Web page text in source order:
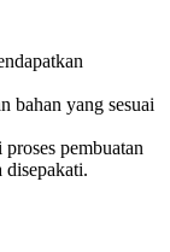
bahan yang sesuai
pembuatan
disepakati.